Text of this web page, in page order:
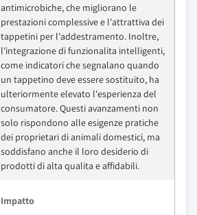
antimicrobiche, che migliorano le
prestazioni complessive e l'attrattiva dei
tappetini per l'addestramento. Inoltre,
l'integrazione di funzionalita intelligenti,
come indicatori che segnalano quando
un tappetino deve essere sostituito, ha
ulteriormente elevato l'esperienza del
consumatore. Questi avanzamenti non
solo rispondono alle esigenze pratiche
dei proprietari di animali domestici, ma
soddisfano anche il loro desiderio di
prodotti di alta qualita e affidabili.
Impatto